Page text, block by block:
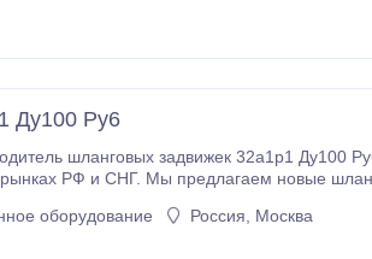
Ду100 Ру6
шланговых задвижек 32а1р1 Ду100
РФ и СНГ. Мы предлагаем новые
оборудование Россия, Москва